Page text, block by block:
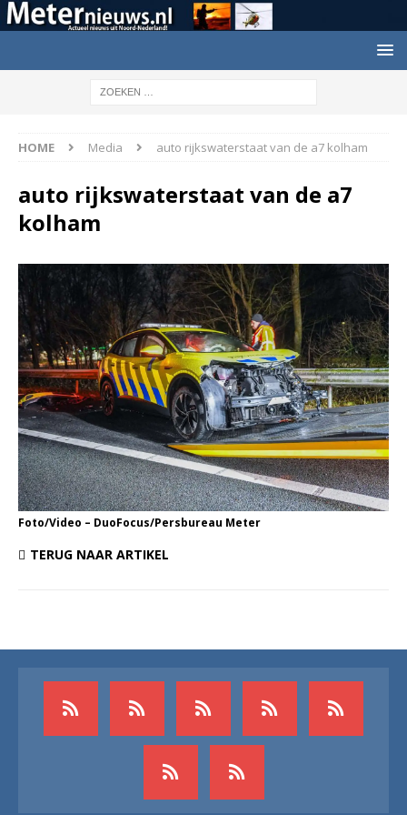
HOME Media auto rijkswaterstaat van de a7 kolham
auto rijkswaterstaat van de a7
kolham
Foto/Video – DuoFocus/Persbureau Meter
TERUG NAAR ARTIKEL